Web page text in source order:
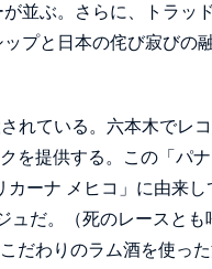
並ぶ。さらに、トラッ
プと日本の侘び寂びの
れている。六本木でレ
を提供する。この「パナ
ーナ メヒコ」に由来し
ュだ。（死のレースとも
だわりのラム酒を使っ